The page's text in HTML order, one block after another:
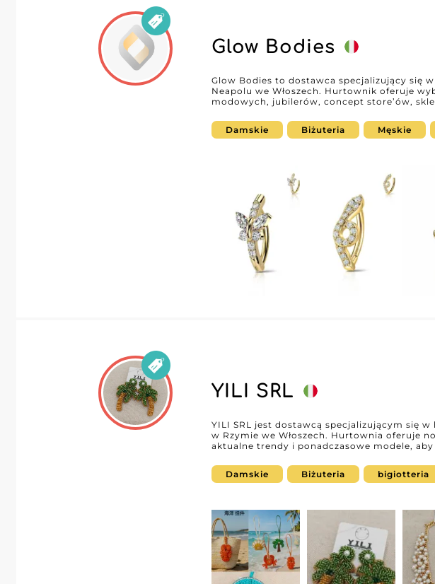
Glow Bodies
Glow Bodies to dostawca specjalizujący się
Neapolu we Włoszech. Hurtownik oferuje
modowych, jubilerów, concept store’ów,
wprowadzanym nowościom Glow Bodies
wzbogacić swoją ofertę o akcesoria zgodne z
i nawiązać współpracę ze specjalistą od
Damskie Biżuteria Męskie
YILI SRL
YILI SRL jest dostawcą specjalizującym się
w Rzymie we Włoszech. Hurtownia oferuje
aktualne trendy i ponadczasowe modele,
biżuterii YILI SRL wspiera profesjonalistów,
akcesoria dopasowane do potrzeb rynku kobiecego. Obecny na
poprosić o dostęp do MicroStore dostawcy i
specjalistą od hurtowej sprzedaży biżuterii.
Damskie Biżuteria bigiotteria